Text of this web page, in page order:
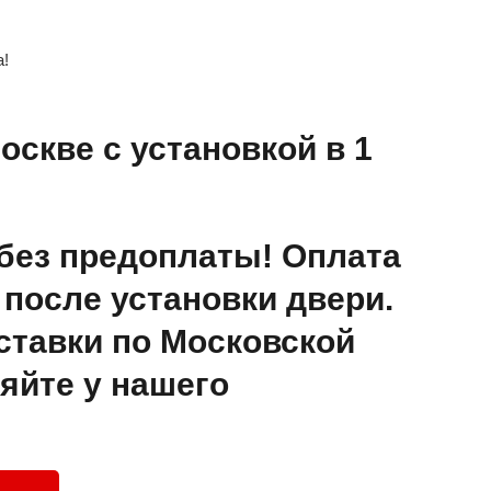
с установкой в 1
предоплаты! Оплата
установки двери.
по Московской
у нашего